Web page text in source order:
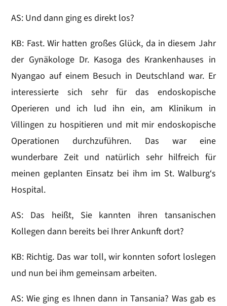
AS: Und dann ging es direkt los?
KB: Fast. Wir hatten großes Glück, da in diesem Jahr
der Gynäkologe Dr. Kasoga des Krankenhauses in
Nyangao auf einem Besuch in Deutschland war. Er
interessierte sich sehr für das endoskopische
Operieren und ich lud ihn ein, am Klinikum in
Villingen zu hospitieren und mit mir endoskopische
Operationen durchzuführen. Das war eine
wunderbare Zeit und natürlich sehr hilfreich für
meinen geplanten Einsatz bei ihm im St. Walburg‘s
Hospital.
AS: Das heißt, Sie kannten ihren tansanischen
Kollegen dann bereits bei Ihrer Ankunft dort?
KB: Richtig. Das war toll, wir konnten sofort loslegen
und nun bei ihm gemeinsam arbeiten.
AS: Wie ging es Ihnen dann in Tansania? Was gab es